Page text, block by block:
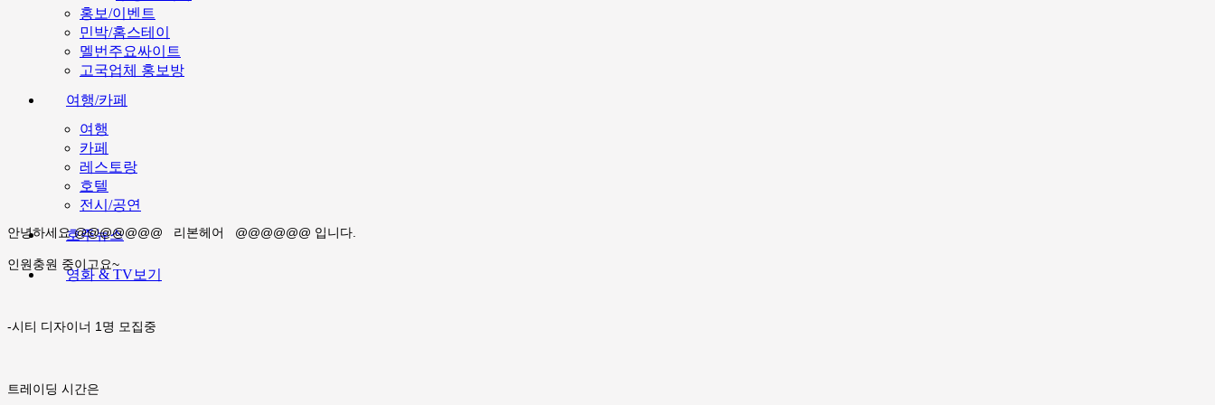
홍보/이벤트
민박/홈스테이
멜번주요싸이트
고국업체 홍보방
여행/카페
여행
카페
레스토랑
호텔
전시/공연
호주뉴스
영화 & TV보기
안녕하세요 @@@@@@@ 리본헤어 @@@@@@ 입니다.
인원충원 중이고요~
-시티 디자이너 1명 모집중
트레이딩 시간은